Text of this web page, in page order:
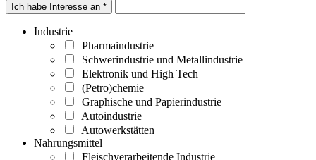
Ich habe Interesse an *
Industrie
Pharmaindustrie
Schwerindustrie und Metallindustrie
Elektronik und High Tech
(Petro)chemie
Graphische und Papierindustrie
Autoindustrie
Autowerkstätten
Nahrungsmittel
Fleischverarbeitende Industrie